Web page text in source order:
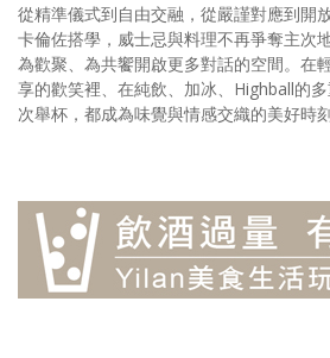
從精準儀式到自由交融，從嚴謹對應到開
卡倫佐搭學，威士忌與料理不再爭奪主次
為歡聚、為共饗開啟更多對話的空間。在
享的歡笑裡、在純飲、加冰、Highball的
次舉杯，都成為味覺與情感交織的美好時刻